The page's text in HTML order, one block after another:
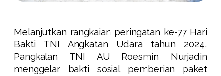
Melanjutkan rangkaian peringatan ke-77 Hari
Bakti TNI Angkatan Udara tahun 2024,
Pangkalan TNI AU Roesmin Nurjadin
menggelar bakti sosial pemberian paket